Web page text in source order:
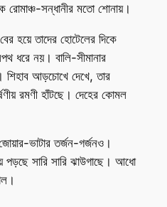
রোমাঞ্চ-সন্ধানীর মতো শোনায়।
হয়ে তাদের হোটেলের দিকে
ধরে নয়। বালি-সীমানার
শিহাব আড়চোখে দেখে, তার
রমণী হাঁটছে। দেহের কোমল
ভাটার তর্জন-গর্জনও।
পড়ছে সারি সারি ঝাউগাছে। আধো